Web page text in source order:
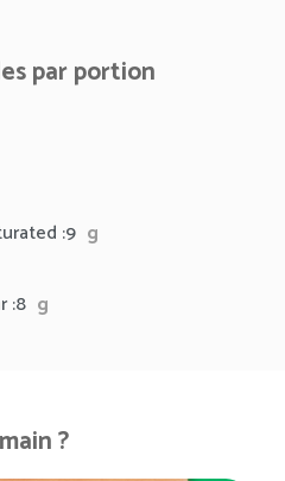
par portion
:9 g
:8 g
?